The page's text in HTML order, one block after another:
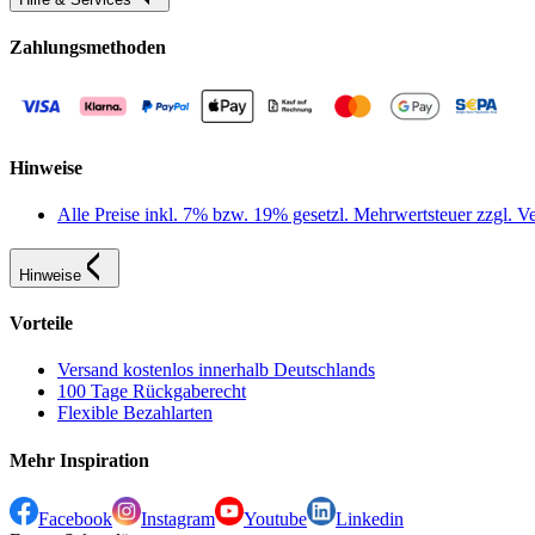
Zahlungsmethoden
Hinweise
Alle Preise inkl. 7% bzw. 19% gesetzl. Mehrwertsteuer zzgl.
Hinweise
Vorteile
Versand kostenlos innerhalb Deutschlands
100 Tage Rückgaberecht
Flexible Bezahlarten
Mehr Inspiration
Facebook Instagram Youtube
Linkedin